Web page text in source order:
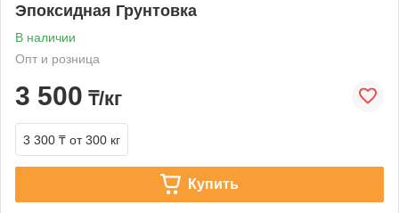
Эпоксидная Грунтовка
В наличии
Опт и розница
3 500 ₸/кг
3 300 ₸ от 300 кг
Купить